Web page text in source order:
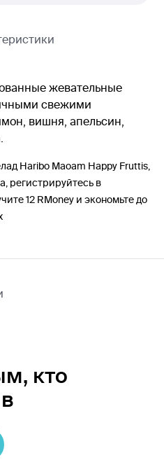
жевательные
свежими
вишня, апельсин,
Haribo Maoam Happy Fruttis,
регистрируйтесь в
12 RMoney и экономьте до
кто